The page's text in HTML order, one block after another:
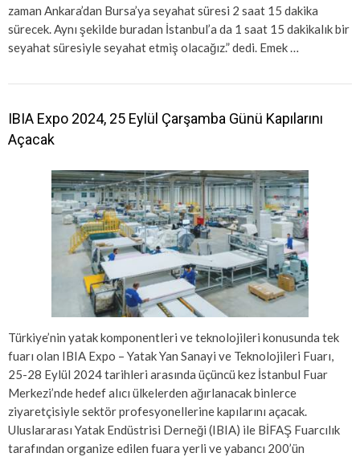
zaman Ankara’dan Bursa’ya seyahat süresi 2 saat 15 dakika
sürecek. Aynı şekilde buradan İstanbul’a da 1 saat 15 dakikalık bir
seyahat süresiyle seyahat etmiş olacağız.” dedi. Emek …
IBIA Expo 2024, 25 Eylül Çarşamba Günü Kapılarını
Açacak
Türkiye’nin yatak komponentleri ve teknolojileri konusunda tek
fuarı olan IBIA Expo – Yatak Yan Sanayi ve Teknolojileri Fuarı,
25-28 Eylül 2024 tarihleri arasında üçüncü kez İstanbul Fuar
Merkezi’nde hedef alıcı ülkelerden ağırlanacak binlerce
ziyaretçisiyle sektör profesyonellerine kapılarını açacak.
Uluslararası Yatak Endüstrisi Derneği (IBIA) ile BİFAŞ Fuarcılık
tarafından organize edilen fuara yerli ve yabancı 200’ün